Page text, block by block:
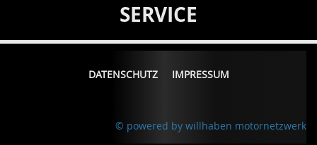
SERVICE
DATENSCHUTZ IMPRESSUM
© powered by willhaben motornetzwerk